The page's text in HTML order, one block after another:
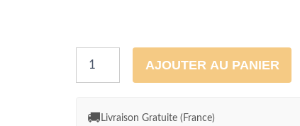
déco
AJOUTER AU PANIER
🚚 Livraison Gratuite (France)